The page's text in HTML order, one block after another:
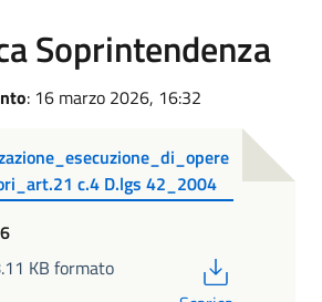
Soprintendenza
: 16 marzo 2026, 16:32
c.4 D.lgs 42_2004
KB formato